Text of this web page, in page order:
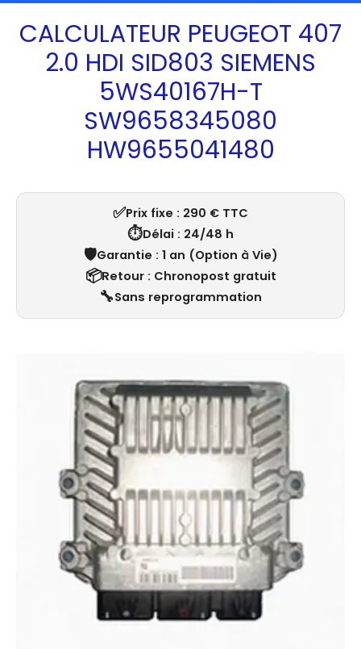
CALCULATEUR PEUGEOT 407
2.0 HDI SID803 SIEMENS
5WS40167H-T
SW9658345080
HW9655041480
✅Prix fixe : 290 € TTC
⏱️Délai : 24/48 h
🛡️Garantie : 1 an (Option à Vie)
📦Retour : Chronopost gratuit
🔧Sans reprogrammation